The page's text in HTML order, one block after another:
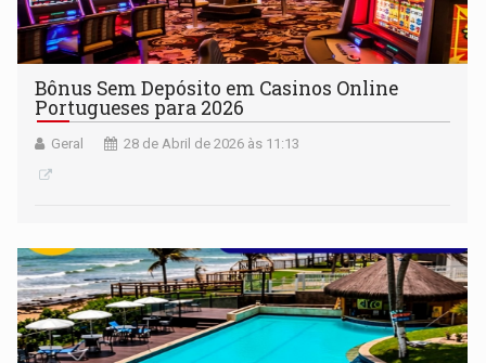
Bônus Sem Depósito em Casinos Online
Portugueses para 2026
Geral 28 de Abril de 2026 às 11:13